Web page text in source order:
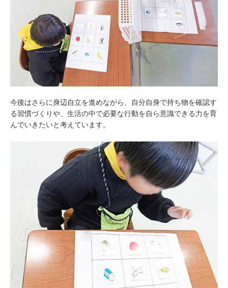
今後はさらに身辺自立を進めながら、自分自身で持ち物を確認す
る習慣づくりや、生活の中で必要な行動を自ら意識できる力を育
んでいきたいと考えています。